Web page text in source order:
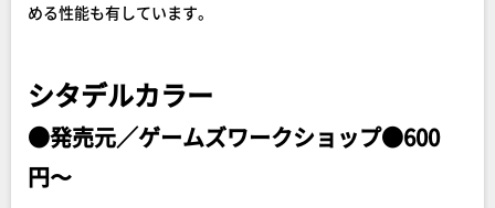
める性能も有しています。
シタデルカラー
●発売元／ゲームズワークショップ●600
円〜